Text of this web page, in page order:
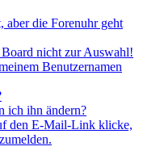
aber die Forenuhr geht
Board nicht zur Auswahl!
Benutzernamen
ich ihn ändern?
den E-Mail-Link klicke,